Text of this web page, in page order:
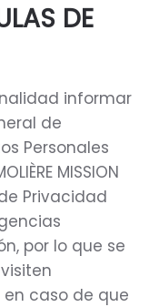
DE
informar
de
Personales
MISSION
de Privacidad
por lo que se
caso de que